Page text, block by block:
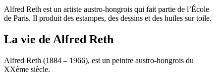
Alfred Reth est un artiste austro-hongrois qui fait partie de l’École
de Paris. Il produit des estampes, des dessins et des huiles sur toile.
La vie de Alfred Reth
Alfred Reth (1884 – 1966), est un peintre austro-hongrois du
XXème siècle.